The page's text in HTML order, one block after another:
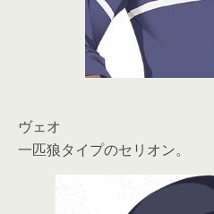
ヴェオ
一匹狼タイプのセリオン。